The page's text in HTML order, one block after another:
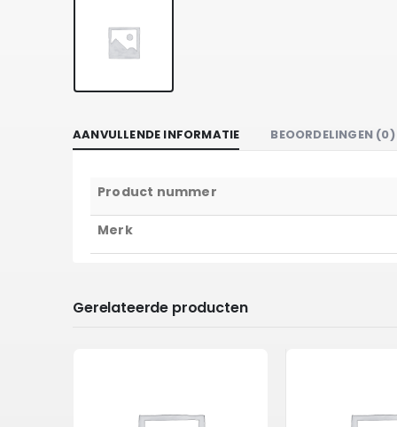
AANVULLENDE INFORMATIE BEOORDELINGEN (0)
Product nummer
Merk
Gerelateerde producten